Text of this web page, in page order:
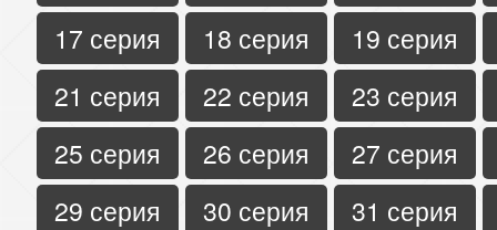
17 серия
18 серия
19 серия
21 серия
22 серия
23 серия
25 серия
26 серия
27 серия
29 серия
30 серия
31 серия